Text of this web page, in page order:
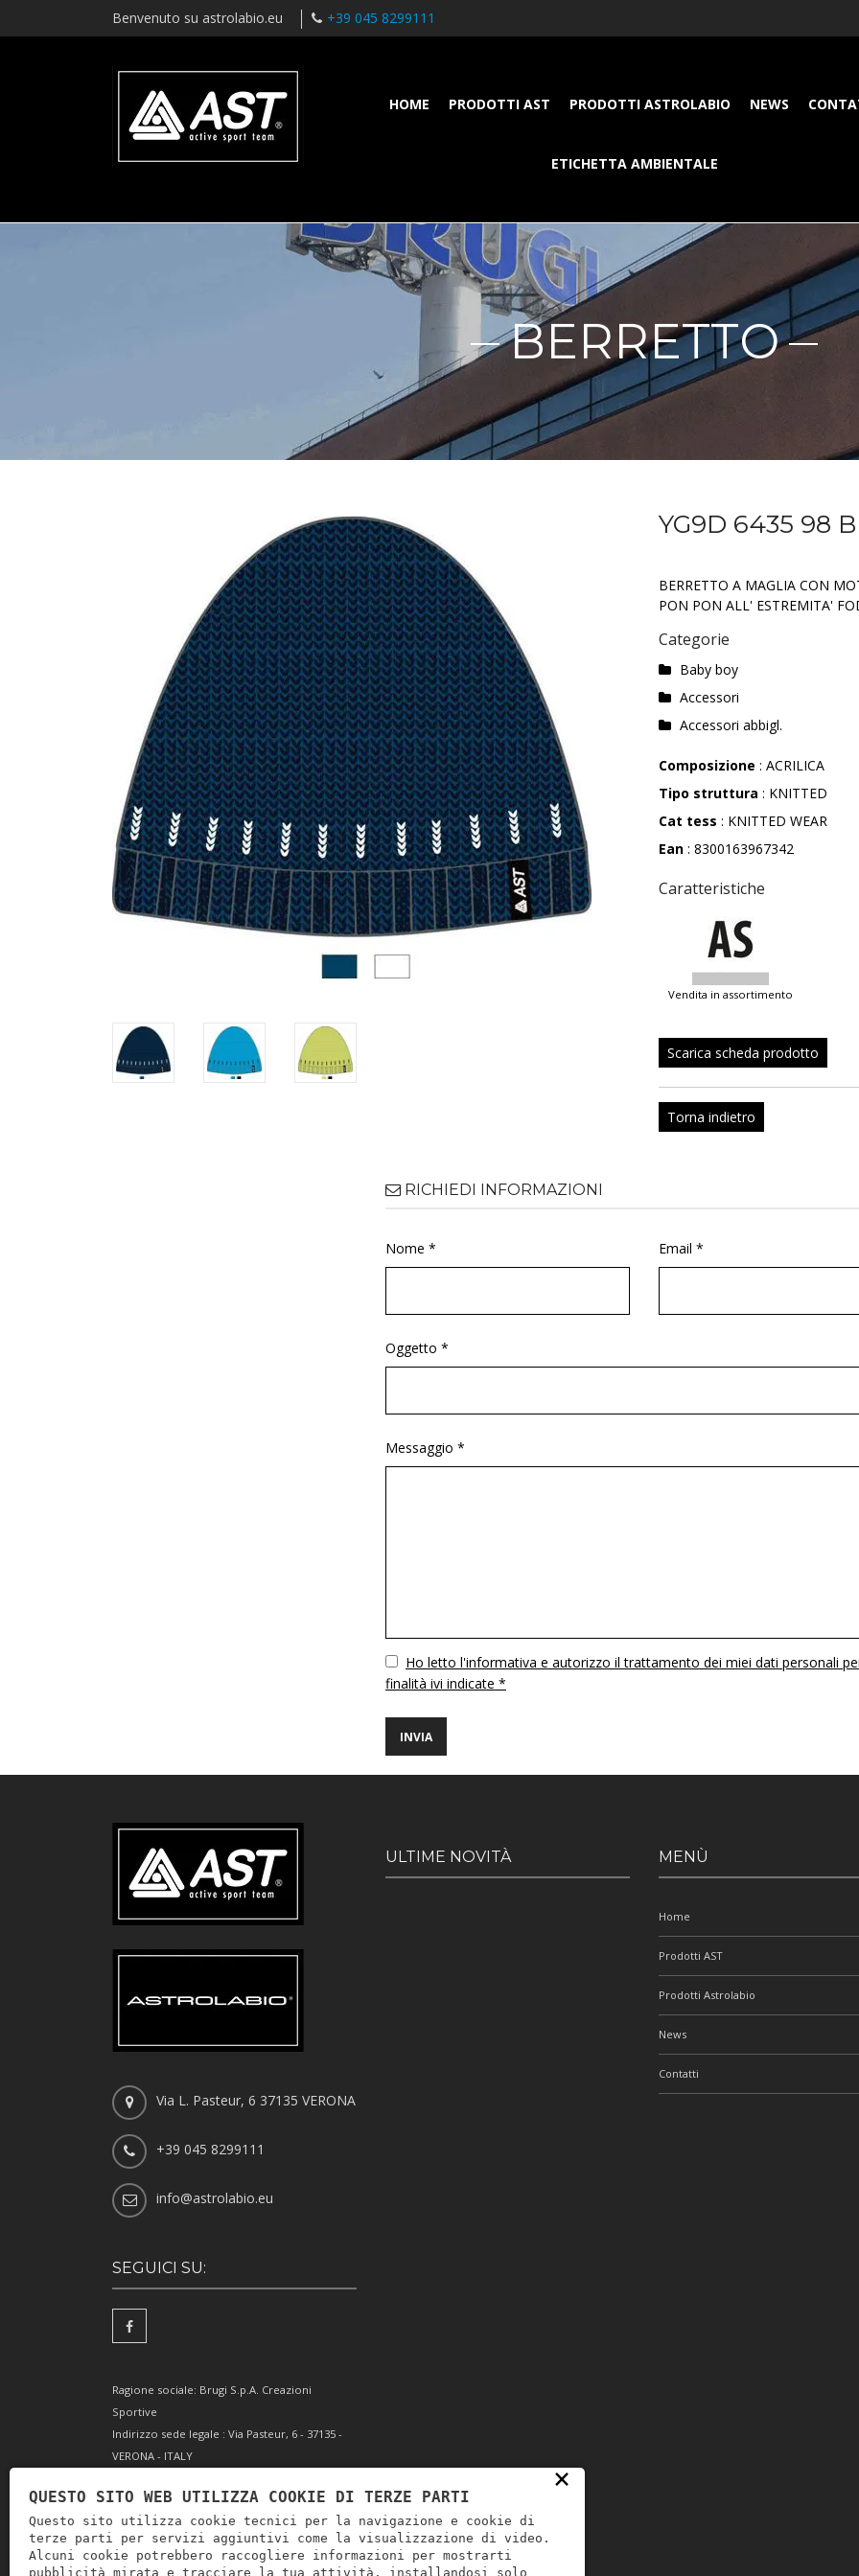
Benvenuto su astrolabio.eu +39 045 8299111
HOME PRODOTTI AST PRODOTTI ASTROLABIO NEWS
ETICHETTA AMBIENTALE
BERRETTO
YG9D 6435 98
BERRETTO A MAGLIA CON
PON PON ALL' ESTREMITA'
Categorie
Baby boy
Accessori
Accessori abbigl.
Composizione : ACRILICA
Tipo struttura : KNITTED
Cat tess : KNITTED WEAR
Ean : 8300163967342
Caratteristiche
vendita in assortimento
Scarica scheda prodotto
Torna indietro
RICHIEDI INFORMAZIONI
Nome * Email *
Oggetto *
Messaggio *
VuotoHo letto l'informativa e autorizzo il trattamento dei miei dati personali
finalità ivi indicate *
Via L. Pasteur, 6 37135 VERONA
+39 045 8299111
info@astrolabio.eu
SEGUICI SU:
Ragione sociale: Brugi S.p.A. Creazioni
Sportive
Indirizzo sede legale : Via Pasteur, 6 - 37135 -
VERONA - ITALY
Codice Fiscale e Iscrizione Reg. Impr. Verona
0051416 024 1
REA 166179 Verona -Cap. Soc. € 10.000.000 i.v. -
Posiz. meccanogr. VR 002505
ULTIME NOVITÀ MENÙ
Home
Prodotti AST
Prodotti Astrolabio
News
Contatti
×
QUESTO SITO WEB UTILIZZA COOKIE DI TERZE PARTI
Questo sito utilizza cookie tecnici per la navigazione e cookie di
terze parti per servizi aggiuntivi come la visualizzazione di video.
Alcuni cookie potrebbero raccogliere informazioni per mostrarti
pubblicità mirata e tracciare la tua attività, installandosi solo